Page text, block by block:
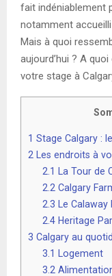
fait indéniablement
notamment accueilli
Mais à quoi
aujourd’hui ? A
votre stage à
1 Stage Calgary :
2 Les endroits à
2.1
La Tour de
2.2 Calgary
2.3 Le Calaway
2.4 Heritage
3 Calgary au
3.1
Logement
3.2